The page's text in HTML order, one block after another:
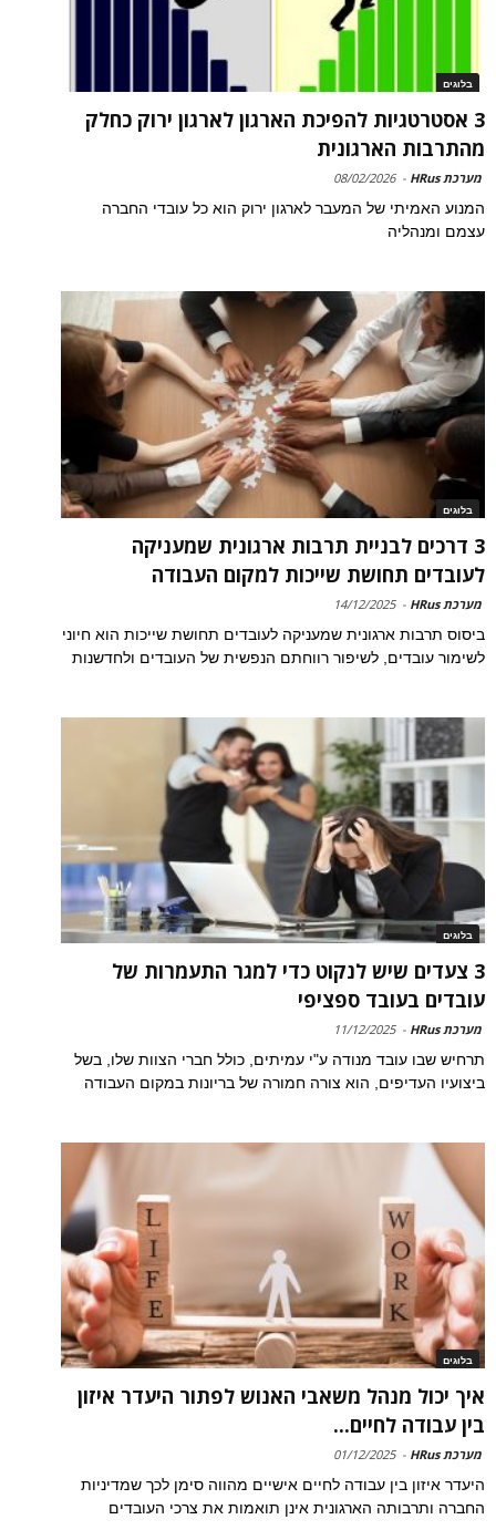
בלוגים
3 אסטרטגיות להפיכת הארגון לארגון ירוק כחלק
מהתרבות הארגונית
מערכת HRus -
08/02/2026
המנוע האמיתי של המעבר לארגון ירוק הוא כל עובדי החברה
עצמם ומנהליה
בלוגים
3 דרכים לבניית תרבות ארגונית שמעניקה
לעובדים תחושת שייכות למקום העבודה
מערכת HRus -
14/12/2025
ביסוס תרבות ארגונית שמעניקה לעובדים תחושת שייכות הוא חיוני
לשימור עובדים, לשיפור רווחתם הנפשית של העובדים ולחדשנות
בלוגים
3 צעדים שיש לנקוט כדי למגר התעמרות של
עובדים בעובד ספציפי
מערכת HRus -
11/12/2025
תרחיש שבו עובד מנודה ע"י עמיתים, כולל חברי הצוות שלו, בשל
ביצועיו העדיפים, הוא צורה חמורה של בריונות במקום העבודה
בלוגים
איך יכול מנהל משאבי האנוש לפתור היעדר איזון
בין עבודה לחיים...
מערכת HRus -
01/12/2025
היעדר איזון בין עבודה לחיים אישיים מהווה סימן לכך שמדיניות
החברה ותרבותה הארגונית אינן תואמות את צרכי העובדים